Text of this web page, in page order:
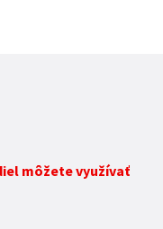
môžete využívať